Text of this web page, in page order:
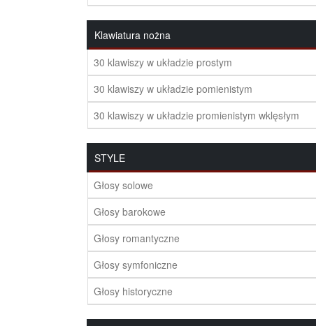
Klawiatura nożna
30 klawiszy w układzie prostym
30 klawiszy w układzie pomienistym
30 klawiszy w układzie promienistym wklęsłym
STYLE
Głosy solowe
Głosy barokowe
Głosy romantyczne
Głosy symfoniczne
Głosy historyczne